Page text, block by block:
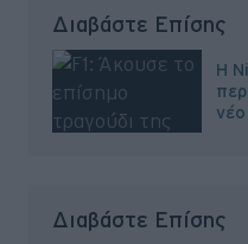
Διαβάστε Επίσης
Η
Διαβάστε Επίσης